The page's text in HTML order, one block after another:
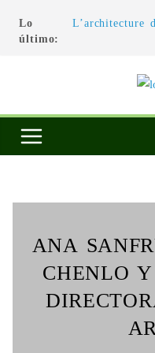
Lo
último:
L’architecture
Utopías de un
conciencia
ANA
CHENLO